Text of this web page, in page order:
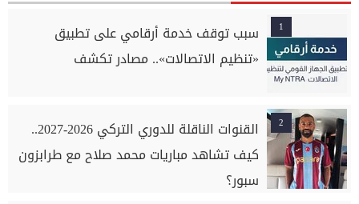
1
سبب توقف خدمة أرقامي على تطبيق
«تنظيم الاتصالات».. مصادر تكشف
2
القنوات الناقلة للدوري التركي 2026-2027..
كيف تشاهد مباريات محمد صلاح مع طرابزون
سبور؟